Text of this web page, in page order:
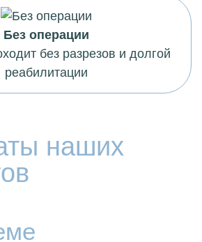
Без операции
без разрезов и долгой
реабилитации
наших